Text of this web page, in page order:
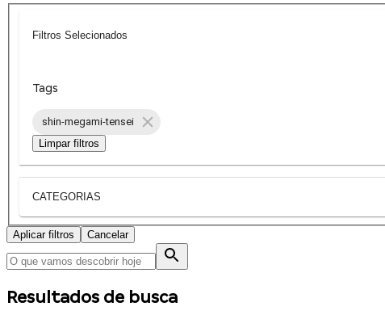
Filtros Selecionados
Tags
shin-megami-tensei
Limpar filtros
CATEGORIAS
Aplicar filtros Cancelar
Resultados de busca